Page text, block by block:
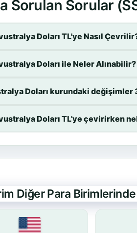
Sorulan Sorular
Doları TL'ye Nasıl
Doları ile Neler Alınabilir?
Doları kurundaki değişimler
Doları TL'ye çevirirken
Diğer Para